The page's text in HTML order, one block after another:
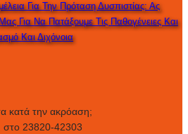
Για Την Πρόταση Δυσπιστίας: Ας
Για Να Πατάξουμε Τις Παθογένειες Και
Και Διχόνοια
κατά την ακρόαση;
στο 23820-42303